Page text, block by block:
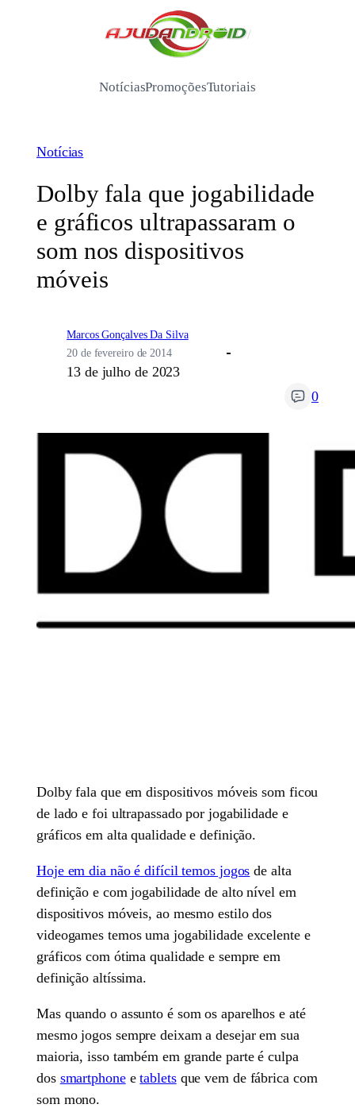
/
NotíciasPromoçõesTutoriais
Notícias
Dolby fala que jogabilidade
e gráficos ultrapassaram o
som nos dispositivos
móveis
Marcos Gonçalves Da Silva
20 de fevereiro de 2014
13 de julho de 2023
0
Dolby fala que em dispositivos móveis som ficou
de lado e foi ultrapassado por jogabilidade e
gráficos em alta qualidade e definição.
Hoje em dia não é difícil temos jogos de alta
definição e com jogabilidade de alto nível em
dispositivos móveis, ao mesmo estilo dos
videogames temos uma jogabilidade excelente e
gráficos com ótima qualidade e sempre em
definição altíssima.
Mas quando o assunto é som os aparelhos e até
mesmo jogos sempre deixam a desejar em sua
maioria, isso também em grande parte é culpa
dos smartphoneetabletsque vem de fábrica com
som mono.